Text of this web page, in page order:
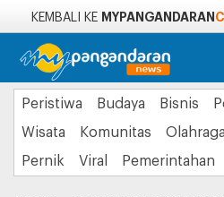
KEMBALI KE MYPANGANDARAN
Peristiwa Budaya Bisnis
Wisata
Komunitas Olahraga
Pernik
Viral Pemerintahan